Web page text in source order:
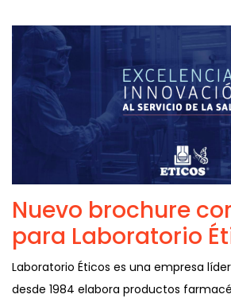
Nuevo brochure
para Laboratorio
Laboratorio Éticos es una empresa
desde 1984 elabora productos